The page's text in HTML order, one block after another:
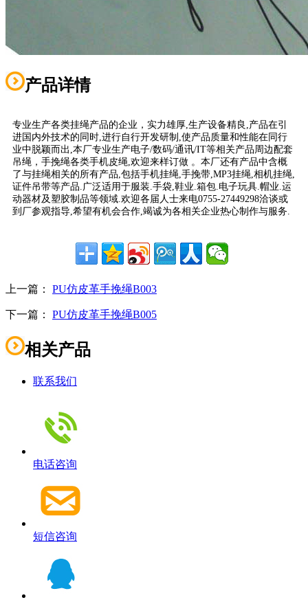
产品详情
专业生产各类挂绳产品的企业，实力雄厚,生产设备精良,产品在引
进国内外技术的同时,进行自行开发研制,使产品质量和性能在同行
业中脱颖而出,本厂专业生产电子/数码/通讯/IT等相关产品周边配套
吊绳，手挽绳各类手机皮绳,欢迎来样订做 。本厂还有产品中含概
了与挂绳相关的所有产品,包括手机挂绳,手挽带,MP3挂绳,相机挂绳,
证件吊带等产品.广泛适用于服装.手袋,鞋业.箱包.电子玩具.帽业.运
动器材及塑胶制品等领域.欢迎各届人士来电0755-27449298洽谈或
到厂参观指导,希望有机会合作,竭诚为各相关企业热心制作与服务.
上一篇： PU仿皮革手挽绳B003
下一篇： PU仿皮革手挽绳B005
相关产品
联系我们
电话咨询
短信咨询